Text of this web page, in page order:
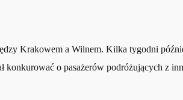
Krakowem a Wilnem. Kilka tygodni
konkurować o pasażerów podróżujących z